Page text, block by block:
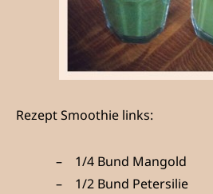
Rezept Smoothie links:
1/4 Bund Mangold
1/2 Bund Petersilie